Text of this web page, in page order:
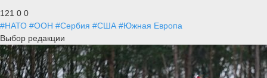
121 0 0
#НАТО #ООН #Сербия #США #Южная Европа
Выбор редакции